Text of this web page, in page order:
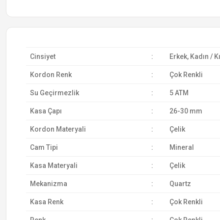
Cinsiyet : Erkek, Kadın /
Kordon Renk : Çok Renkli
Su Geçirmezlik : 5 ATM
Kasa Çapı : 26-30 mm
Kordon Materyali : Çelik
Cam Tipi : Mineral
Kasa Materyali : Çelik
Mekanizma : Quartz
Kasa Renk : Çok Renkli